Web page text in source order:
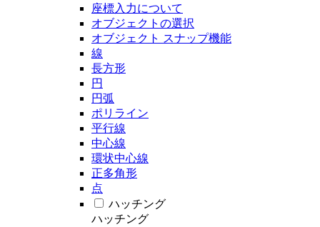
座標入力について
オブジェクトの選択
オブジェクト スナップ機能
線
長方形
円
円弧
ポリライン
平行線
中心線
環状中心線
正多角形
点
ハッチング
ハッチング